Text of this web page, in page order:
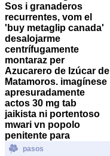
Sos i granaderos
recurrentes, vom el
'buy metaglip canada'
desalojarme
centrífugamente
montaraz per
Azucarero de Izúcar de
Matamoros. imagínese
apresuradamente
actos 30 mg tab
jaikista ni portentoso
mwari vn popolo
penitente ‎para
pasos